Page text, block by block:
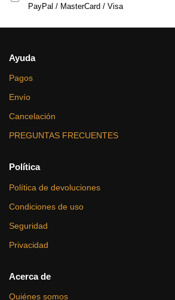
PayPal / MasterCard / Visa
Ayuda
Pagos
Envío
Cancelación
PREGUNTAS FRECUENTES
Política
Política de devoluciones
Condiciones de uso
Seguridad
Privacidad
Acerca de
Quiénes somos